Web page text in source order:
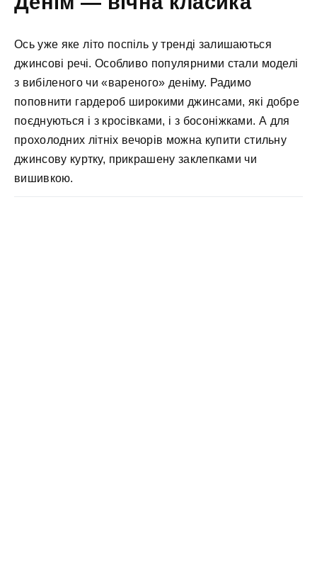
Ось уже яке літо поспіль у тренді залишаються
джинсові речі. Особливо популярними стали моделі
з вибіленого чи «вареного» деніму. Радимо
поповнити гардероб широкими джинсами, які добре
поєднуються і з кросівками, і з босоніжками. А для
прохолодних літніх вечорів можна купити стильну
джинсову куртку, прикрашену заклепками чи
вишивкою.